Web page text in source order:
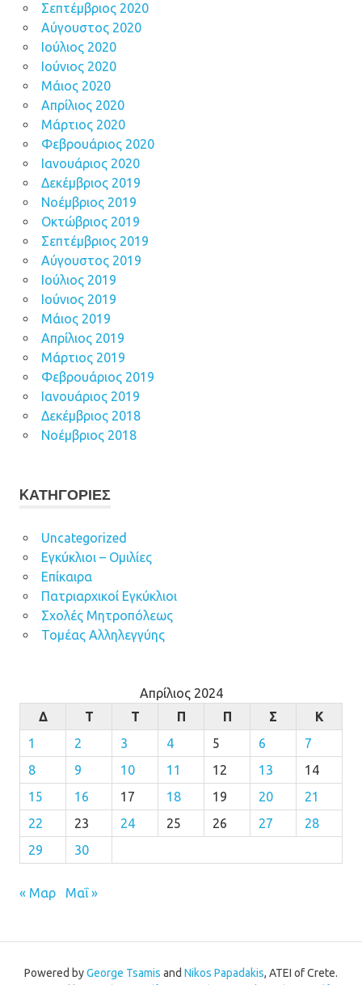
Σεπτέμβριος 2020
Αύγουστος 2020
Ιούλιος 2020
Ιούνιος 2020
Μάιος 2020
Απρίλιος 2020
Μάρτιος 2020
Φεβρουάριος 2020
Ιανουάριος 2020
Δεκέμβριος 2019
Νοέμβριος 2019
Οκτώβριος 2019
Σεπτέμβριος 2019
Αύγουστος 2019
Ιούλιος 2019
Ιούνιος 2019
Μάιος 2019
Απρίλιος 2019
Μάρτιος 2019
Φεβρουάριος 2019
Ιανουάριος 2019
Δεκέμβριος 2018
Νοέμβριος 2018
KΑΤΗΓΟΡΊΕΣ
Uncategorized
Εγκύκλιοι – Ομιλίες
Επίκαιρα
Πατριαρχικοί Εγκύκλιοι
Σχολές Μητροπόλεως
Τομέας Αλληλεγγύης
Απρίλιος 2024
Δ
Τ Τ Π Π Σ
Κ
1
2 3 4 5 6
7
8
9 10 11 12 13
14
15
16 17 18 19 20
21
22
23 24 25 26 27
28
29
30
« Μαρ Μαΐ »
Powered byGeorge Tsamis and Nikos Papadakis, ATEI of Crete.